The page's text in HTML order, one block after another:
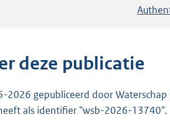
deze publicatie
2026 gepubliceerd door Waterschap
als identifier "wsb-2026-13740".